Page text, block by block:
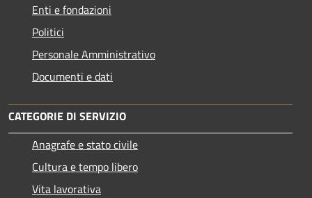
Enti e fondazioni
Politici
Personale Amministrativo
Documenti e dati
CATEGORIE DI SERVIZIO
Anagrafe e stato civile
Cultura e tempo libero
Vita lavorativa